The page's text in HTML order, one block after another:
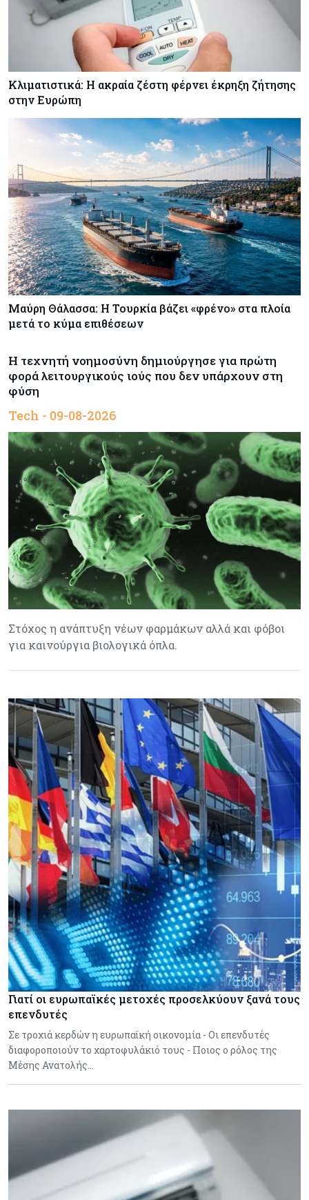
Κλιματιστικά: Η ακραία ζέστη φέρνει έκρηξη ζήτησης
στην Ευρώπη
Μαύρη Θάλασσα: Η Τουρκία βάζει «φρένο» στα πλοία
μετά το κύμα επιθέσεων
Η τεχνητή νοημοσύνη δημιούργησε για πρώτη
φορά λειτουργικούς ιούς που δεν υπάρχουν στη
φύση
Tech - 09-08-2026
Στόχος η ανάπτυξη νέων φαρμάκων αλλά και φόβοι
για καινούργια βιολογικά όπλα.
Γιατί οι ευρωπαϊκές μετοχές προσελκύουν ξανά τους
επενδυτές
Σε τροχιά κερδών η ευρωπαϊκή οικονομία - Οι επενδυτές
διαφοροποιούν το χαρτοφυλάκιό τους - Ποιος ο ρόλος της
Μέσης Ανατολής…